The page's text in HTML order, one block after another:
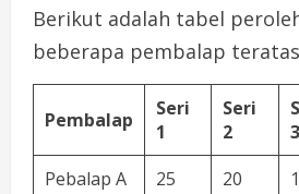
Berikut adalah tabel
beberapa pembalap
Pembalap
Seri
1
Seri
2
3
Pebalap A
25 20